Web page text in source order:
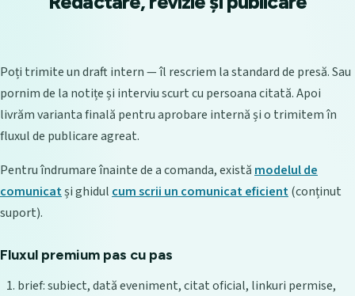
Poți trimite un draft intern — îl rescriem la standard de presă. Sau
pornim de la notițe și interviu scurt cu persoana citată. Apoi
livrăm varianta finală pentru aprobare internă și o trimitem în
fluxul de publicare agreat.
Pentru îndrumare înainte de a comanda, există modelul de
comunicatși ghidul cum scrii un comunicat eficient(conținut
suport).
Fluxul premium pas cu pas
brief: subiect, dată eveniment, citat oficial, linkuri permise,